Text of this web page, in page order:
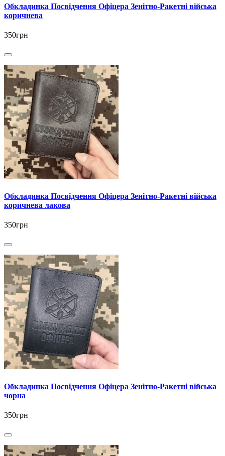
Обкладинка Посвідчення Офіцера Зенітно-Ракетні війська
коричнева
350грн
Обкладинка Посвідчення Офіцера Зенітно-Ракетні війська
коричнева лакова
350грн
Обкладинка Посвідчення Офіцера Зенітно-Ракетні війська
чорна
350грн